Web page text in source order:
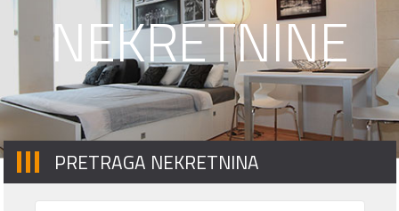
NEKRETNINE
PRETRAGA NEKRETNINA